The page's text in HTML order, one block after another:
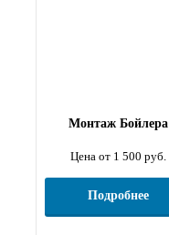
Монтаж Бойлера
Цена от 1 500 руб.
Подробнее